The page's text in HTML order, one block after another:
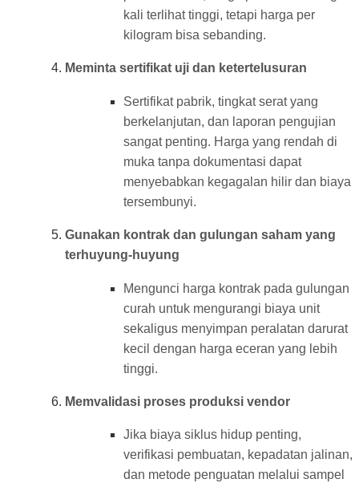
kali terlihat tinggi, tetapi harga per
kilogram bisa sebanding.
Meminta sertifikat uji dan ketertelusuran
Sertifikat pabrik, tingkat serat yang
berkelanjutan, dan laporan pengujian
sangat penting. Harga yang rendah di
muka tanpa dokumentasi dapat
menyebabkan kegagalan hilir dan biaya
tersembunyi.
Gunakan kontrak dan gulungan saham yang
terhuyung-huyung
Mengunci harga kontrak pada gulungan
curah untuk mengurangi biaya unit
sekaligus menyimpan peralatan darurat
kecil dengan harga eceran yang lebih
tinggi.
Memvalidasi proses produksi vendor
Jika biaya siklus hidup penting,
verifikasi pembuatan, kepadatan jalinan,
dan metode penguatan melalui sampel